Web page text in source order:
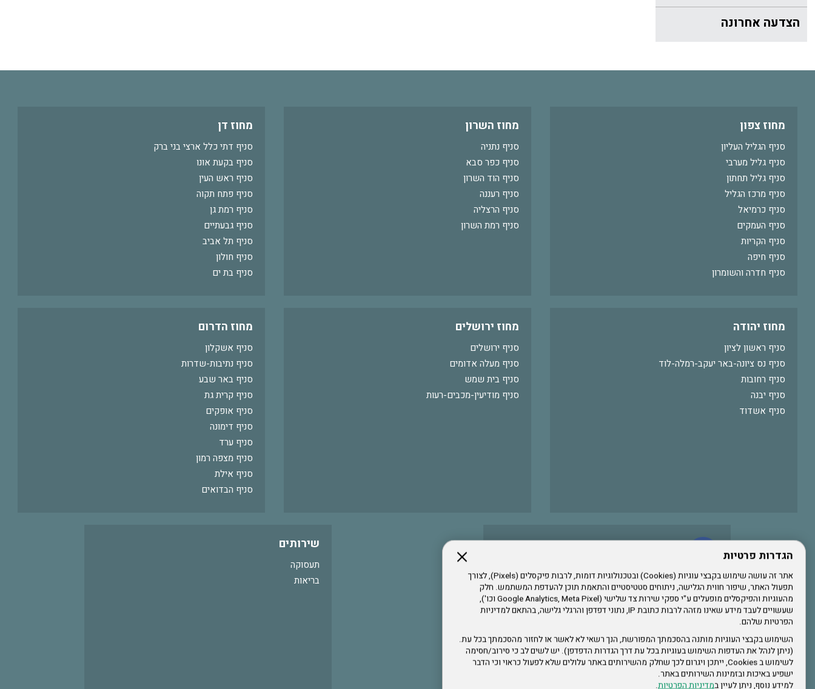
הגדרות פרטיות
אתר זה עושה שימוש בקבצי עוגיות (Cookies) ובטכנולוגיות דומות, לרבות פיקסלים (Pixels), לצורך
תפעול האתר, שיפור חווית הגלישה, ניתוחים סטטיסטיים והתאמת תוכן להעדפת המשתמש. חלק
מהעוגיות והפיקסלים מופעלים ע"י ספקי שירות צד שלישי (Google Analytics, Meta Pixel וכו'),
שעשויים לעבד מידע שאינו מזהה לרבות כתובת IP, נתוני דפדפן והרגלי גלישה, בהתאם למדיניות
הפרטיות שלהם.
השימוש בקבצי העוגיות מותנה בהסכמתך המפורשת, הנך רשאי לא לאשר או לחזור מהסכמתך בכל עת.
(ניתן לנהל את העדפות השימוש בעוגיות בכל עת דרך הגדרות הדפדפן). יש לשים לב כי סירוב/חסימה
לשימוש ב Cookies, ייתכן ויגרום לכך שחלק מהשירותים באתר עלולים שלא לפעול כראוי וכי הדבר
ישפיע באיכות ובזמינות השירותים באתר.
למידע נוסף, ניתן לעיין במדיניות הפרטיות.
הצדעה אחרונה
מחוז צפון
סניף הגליל העליון
סניף גליל מערבי
סניף גליל תחתון
סניף מרכז הגליל
סניף כרמיאל
סניף העמקים
סניף הקריות
סניף חיפה
סניף חדרה והשומרון
מחוז השרון
סניף נתניה
סניף כפר סבא
סניף הוד השרון
סניף רעננה
סניף הרצליה
סניף רמת השרון
מחוז דן
סניף דתי כלל ארצי בני ברק
סניף בקעת אונו
סניף ראש העין
סניף פתח תקוה
סניף רמת גן
סניף גבעתיים
סניף תל אביב
סניף חולון
סניף בת ים
מחוז יהודה
סניף ראשון לציון
סניף נס ציונה-באר יעקב-רמלה-לוד
סניף רחובות
סניף יבנה
סניף אשדוד
מחוז ירושלים
סניף ירושלים
סניף מעלה אדומים
סניף בית שמש
סניף מודיעין-מכבים-רעות
מחוז הדרום
סניף אשקלון
סניף נתיבות-שדרות
סניף באר שבע
סניף קרית גת
סניף אופקים
סניף דימונה
סניף ערד
סניף מצפה רמון
סניף אילת
סניף הבדואים
הרשמו לערוץ היוטיוב שלנו
אתר צה"ל
שירותים
תעסוקה
בריאות